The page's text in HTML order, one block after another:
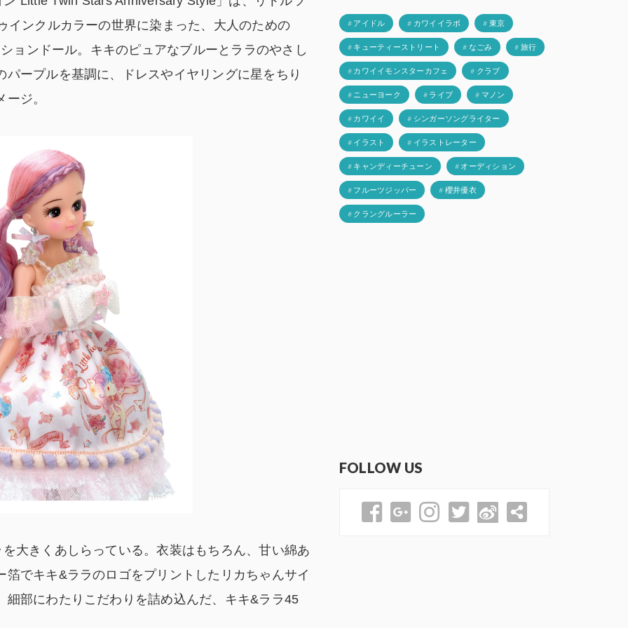
インクルカラーの世界に染まった、大人のための
ョンドール。キキのピュアなブルーとララのやさし
ープルを基調に、ドレスやイヤリングに星をちり
ジ。
大きくあしらっている。衣装はもちろん、甘い綿あ
でキキ&ララのロゴをプリントしたリカちゃんサイ
部にわたりこだわりを詰め込んだ、キキ&ララ45
# アイドル # カワイイラボ # 東京
# キューティーストリート # なごみ # 旅行
# カワイイモンスターカフェ # クラブ
# ニューヨーク # ライブ # マノン
# カワイイ # シンガーソングライター
# イラスト # イラストレーター
# キャンディーチューン # オーディション
# フルーツジッパー # 櫻井優衣
# クラングルーラー
FOLLOW US